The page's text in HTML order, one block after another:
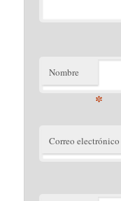
Nombre
*
Correo electrónico